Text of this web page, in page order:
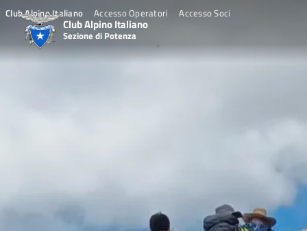
Skip
content
Club Alpino Italiano Accesso Operatori Accesso Soci
Club Alpino Italiano
Sezione di Potenza